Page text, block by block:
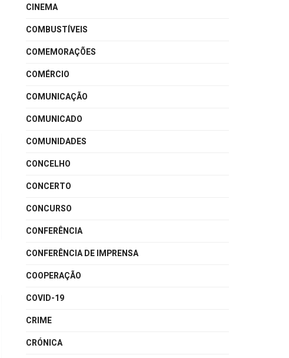
CINEMA
COMBUSTÍVEIS
COMEMORAÇÕES
COMÉRCIO
COMUNICAÇÃO
COMUNICADO
COMUNIDADES
CONCELHO
CONCERTO
CONCURSO
CONFERÊNCIA
CONFERÊNCIA DE IMPRENSA
COOPERAÇÃO
COVID-19
CRIME
CRÓNICA